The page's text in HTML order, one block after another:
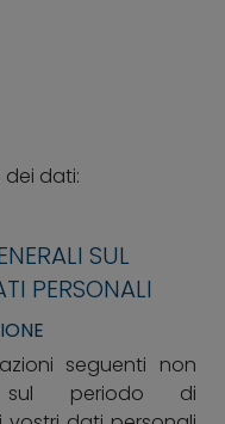
dati:
SUL
PERSONALI
seguenti non
sul periodo di